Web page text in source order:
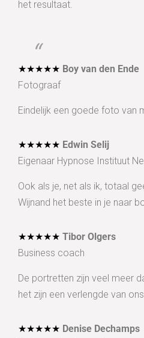
★★★★★ Tibor Olgers
Business coach
De portretten zijn veel meer
het zijn een verlengde van
★★★★★ Denise Dechamps
het resultaat.
★★★★★ Boy van den Ende
Fotograaf
Eindelijk een goede foto van
★★★★★ Edwin Selij
Eigenaar Hypnose Instituut
Ook als je, net als ik, totaal
Wijnand het beste in je naar